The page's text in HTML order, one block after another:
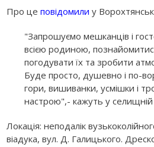
Про цеповідомили у
"Запрошуємо мешканців і
всією родиною,
погодувати їх та зробити
Буде просто, душевно і по-
гори, вишиванки, усмішки і
настрою",- кажуть у селищній
Локація: неподалік
віадука, вул. Д. Галицького.